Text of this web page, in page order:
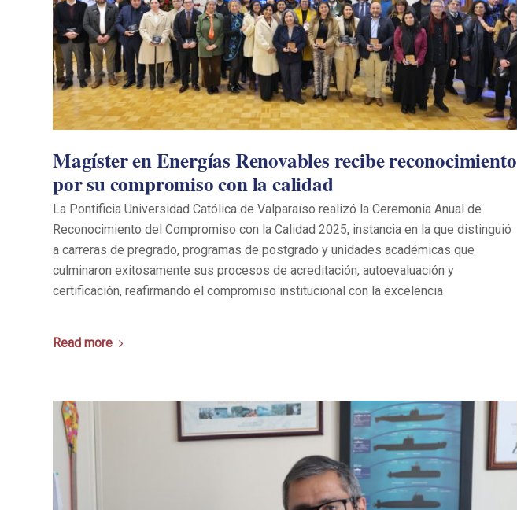
Magíster en Energías Renovables recibe reconocimiento
por su compromiso con la calidad
La Pontificia Universidad Católica de Valparaíso realizó la Ceremonia Anual de
Reconocimiento del Compromiso con la Calidad 2025, instancia en la que distinguió
a carreras de pregrado, programas de postgrado y unidades académicas que
culminaron exitosamente sus procesos de acreditación, autoevaluación y
certificación, reafirmando el compromiso institucional con la excelencia
Read more